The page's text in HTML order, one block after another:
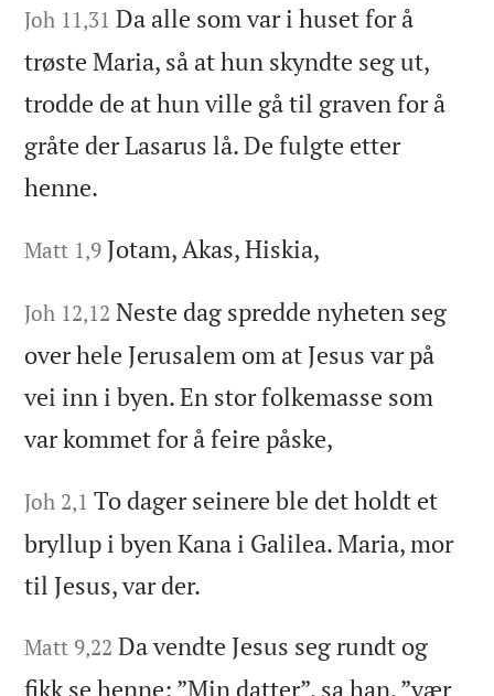
Joh 11,31 Da alle som var i huset for å
trøste Maria, så at hun skyndte seg ut,
trodde de at hun ville gå til graven for å
gråte der Lasarus lå. De fulgte etter
henne.
Matt 1,9 Jotam, Akas, Hiskia,
Joh 12,12 Neste dag spredde nyheten seg
over hele Jerusalem om at Jesus var på
vei inn i byen. En stor folkemasse som
var kommet for å feire påske,
Joh 2,1 To dager seinere ble det holdt et
bryllup i byen Kana i Galilea. Maria, mor
til Jesus, var der.
Matt 9,22 Da vendte Jesus seg rundt og
fikk se henne: ”Min datter”, sa han, ”vær